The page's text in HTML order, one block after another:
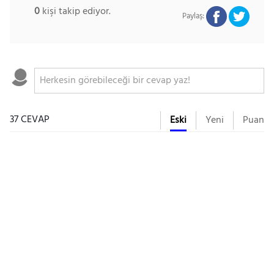
0kişi takip ediyor. Paylaş:
37 CEVAP Eski Yeni Puan